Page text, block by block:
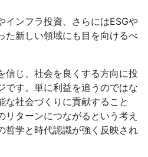
インフラ投資、さらにはESGや
た新しい領域にも目を向けるべ
信じ、社会を良くする方向に投
です。単に利益を追うのではな
な社会づくりに貢献すること
リターンにつながるという考え
哲学と時代認識が強く反映され